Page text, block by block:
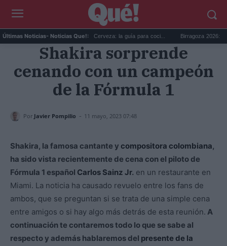
Últimas Noticias- Noticias Que!:
Día Internacional de la Cerveza: la guía para coci... Birragoza 2026: el
Shakira sorprende
cenando con un campeón
de la Fórmula 1
Por Javier Pompilio - 11 mayo, 2023 07:48
Shakira, la famosa cantante y compositora colombiana,
ha sido vista recientemente de cena con el piloto de
Fórmula 1 español Carlos Sainz Jr. en un restaurante en
Miami. La noticia ha causado revuelo entre los fans de
ambos, que se preguntan si se trata de una simple cena
entre amigos o si hay algo más detrás de esta reunión. A
continuación te contaremos todo lo que se sabe al
respecto y además hablaremos del presente de la